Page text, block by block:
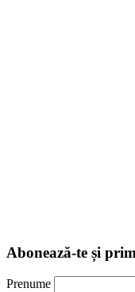
Abonează-te și
Prenume